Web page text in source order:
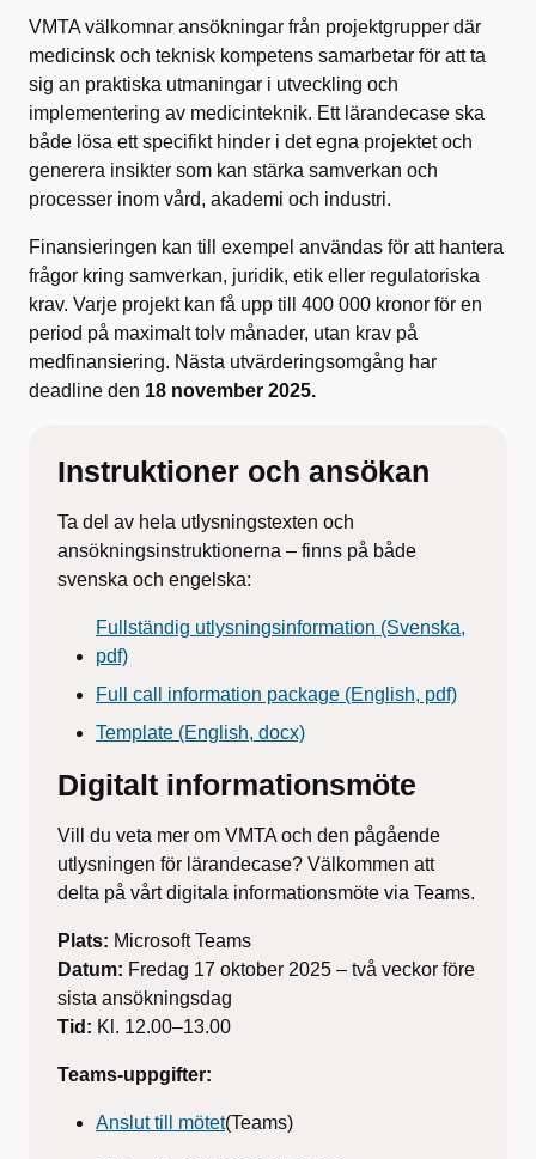
VMTA välkomnar ansökningar från projektgrupper där
medicinsk och teknisk kompetens samarbetar för att ta
sig an praktiska utmaningar i utveckling och
implementering av medicinteknik. Ett lärandecase ska
både lösa ett specifikt hinder i det egna projektet och
generera insikter som kan stärka samverkan och
processer inom vård, akademi och industri.
Finansieringen kan till exempel användas för att hantera
frågor kring samverkan, juridik, etik eller regulatoriska
krav. Varje projekt kan få upp till 400 000 kronor för en
period på maximalt tolv månader, utan krav på
medfinansiering. Nästa utvärderingsomgång har
deadline den 18 november 2025.
Instruktioner och ansökan
Ta del av hela utlysningstexten och
ansökningsinstruktionerna – finns på både
svenska och engelska:
Fullständig utlysningsinformation (Svenska,
pdf)
Full call information package (English, pdf)
Template (English, docx)
Digitalt informationsmöte
Vill du veta mer om VMTA och den pågående
utlysningen för lärandecase? Välkommen att
delta på vårt digitala informationsmöte via Teams.
Plats: Microsoft Teams
Datum: Fredag 17 oktober 2025 – två veckor före
sista ansökningsdag
Tid: Kl. 12.00–13.00
Teams-uppgifter:
Anslut till mötet(Teams)